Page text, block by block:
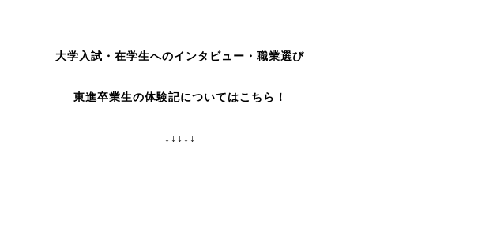
大学入試・在学生へのインタビュー・職業選び
東進卒業生の体験記についてはこちら！
↓↓↓↓↓